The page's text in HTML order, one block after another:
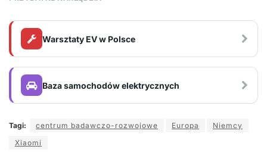
Warsztaty EV w Polsce
Baza samochodów elektrycznych
Tagi: centrum badawczo-rozwojowe Europa
Niemcy
Xiaomi